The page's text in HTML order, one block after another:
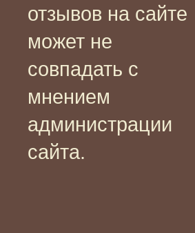
отзывов на сайте
может не
совпадать с
мнением
администрации
сайта.